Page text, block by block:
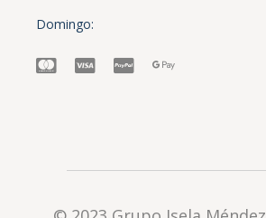
Domingo